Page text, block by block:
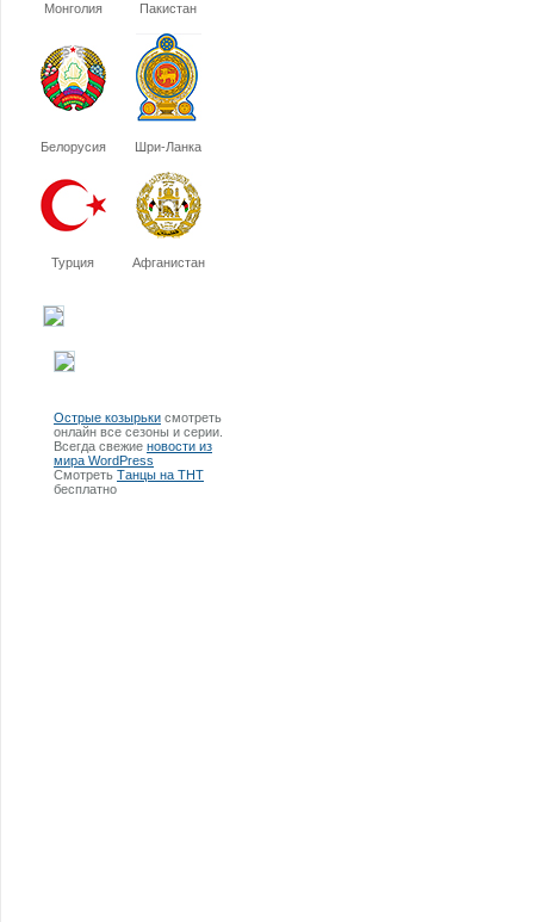
Монголия Пакистан
Белорусия Шри-Ланка
Турция Афганистан
Острые козырьки смотреть
онлайн все сезоны и серии.
Всегда свежие новости из
мира WordPress
Смотреть Танцы на ТНТ
бесплатно